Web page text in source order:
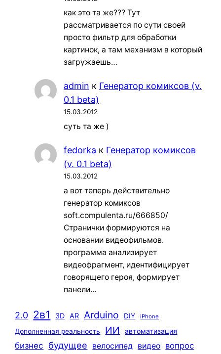
как это та же??? Тут
рассматривается по сути своей
просто фильтр для обработки
картинок, а там механизм в который
загружаешь…
admin к Генератор комиксов (v.
0.1 beta)
15.03.2012
суть та же )
fedorka к Генератор комиксов
(v. 0.1 beta)
15.03.2012
а вот теперь действительно
генератор комиксов
soft.compulenta.ru/666850/
Странички формируются на
основании видеофильмов.
программа анализирует
видеофрагмент, идентифицирует
говорящего героя, формирует
панели…
2.0 2в1 3D AR Arduino DIY iPhone
Дополненная реальность ИИ автоматизация
бизнес будущее велосипед видео вопрос